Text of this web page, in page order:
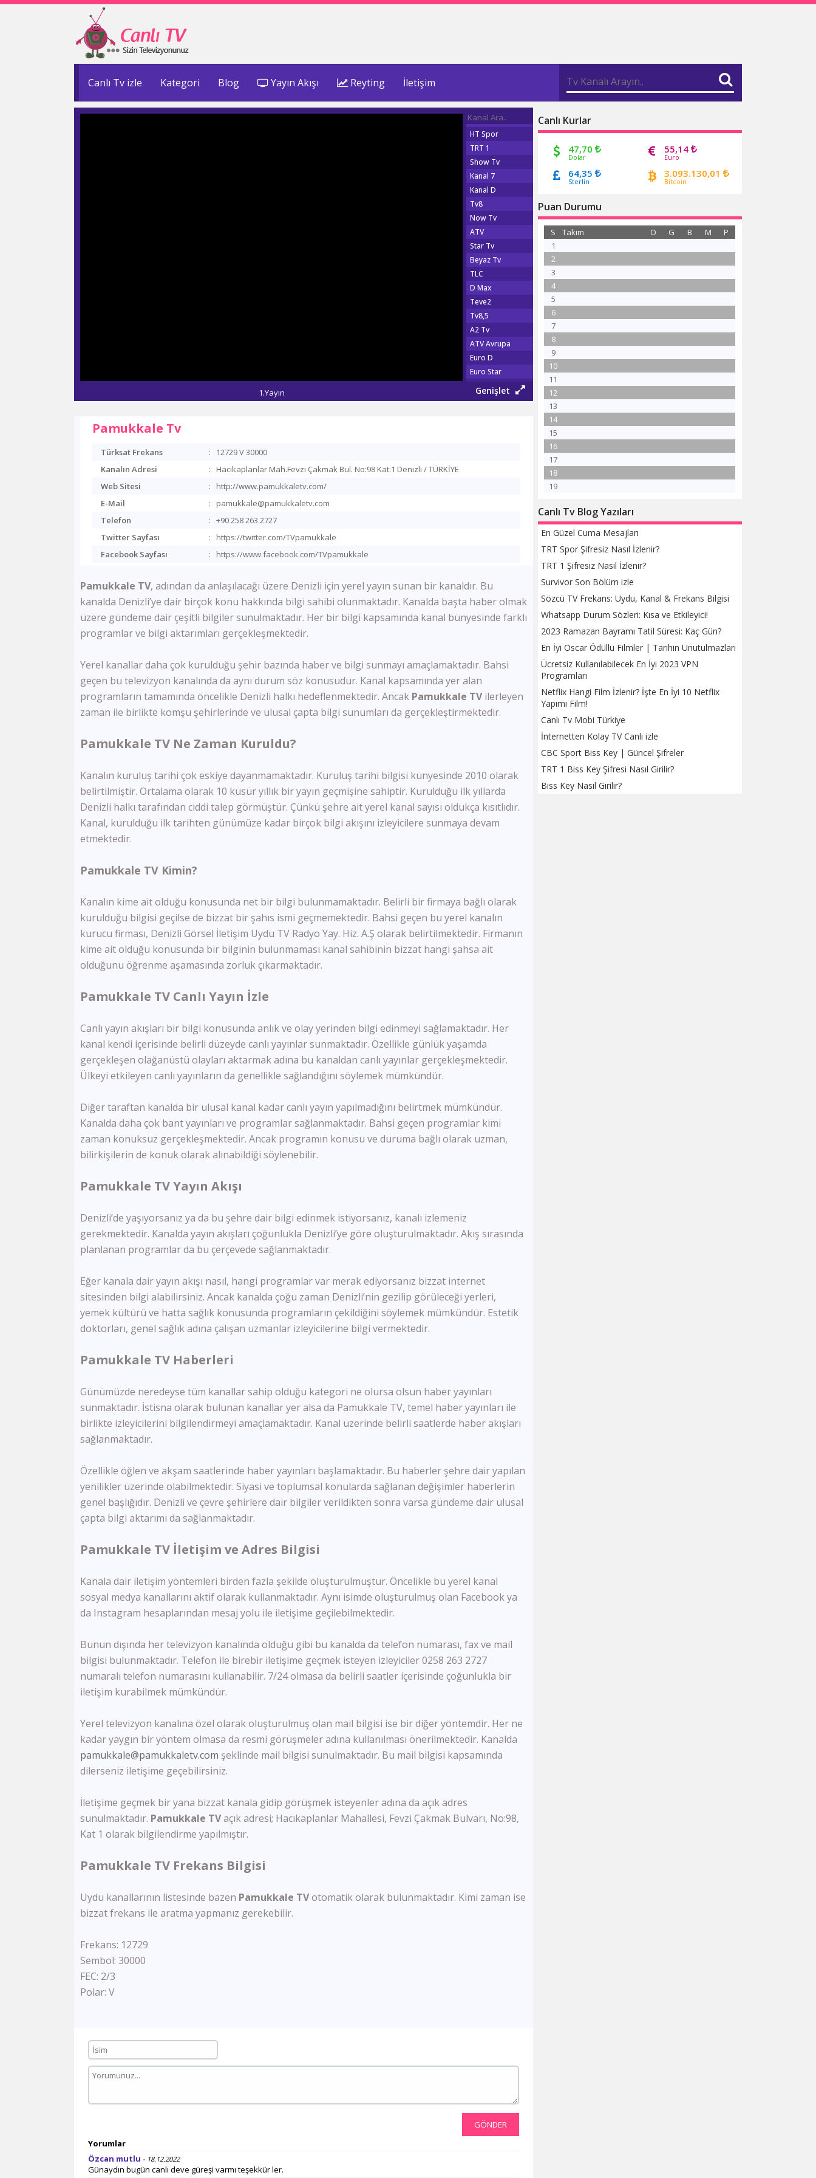
Canlı Tv izle Kategori Blog Yayın Akışı Reyting İletişim
1.Yayın
HT Spor
TRT 1
Show Tv
Kanal 7
Kanal D
Tv8
Now Tv
ATV
Star Tv
Beyaz Tv
TLC
D Max
Teve2
Tv8,5
A2 Tv
ATV Avrupa
Euro D
Euro Star
Show Türk
Fox Tv
Flash Haber
Ulusal Kanal
A Para
Tele1
Ülke Tv
KRT Tv
A Spor
Bein Sports Haber
GS Tv
FB Tv
TRT Çocuk
Cartoon Network
Minika GO
Minika Çocuk
Xezer Tv
ATV Azad
İctimai Tv
Rehber Tv
Kudüs Tv
Dost Tv
Çay Tv
Vatan Tv
Dream Türk
TRT Müzik
Köy Tv
TRT Arapça
Smart Spor HD
TRT Kürdi
Med Müzik Tv
Kanal B
BRTV Karabük
Ton Tv
Akit Tv
Kanal 26
Kanal 3
Ege Türk Tv
TRT Avaz
KNN Tv
Kıbrıs Genç Tv
Ege Tv
TV 41
Aksu Tv
Genişlet
Canlı Kurlar
47,70
Dolar
55,14
Euro
64,35
Sterlin
3.093.130,01
Bitcoin
Puan Durumu
S Takım P
M
B
G
O
1
2
3
4
5
6
7
8
9
10
11
12
13
14
15
16
17
18
19
Canlı Tv Blog Yazıları
En Güzel Cuma Mesajları
TRT Spor Şifresiz Nasıl İzlenir?
TRT 1 Şifresiz Nasıl İzlenir?
Survivor Son Bölüm izle
Sözcü TV Frekans: Uydu, Kanal & Frekans Bilgisi
Whatsapp Durum Sözleri: Kısa ve Etkileyici!
2023 Ramazan Bayramı Tatil Süresi: Kaç Gün?
En İyi Oscar Ödüllü Filmler | Tarihin Unutulmazları
Ücretsiz Kullanılabilecek En İyi 2023 VPN
Programları
Netflix Hangi Film İzlenir? İşte En İyi 10 Netflix
Yapımı Film!
Canlı Tv Mobi Türkiye
İnternetten Kolay TV Canlı izle
CBC Sport Biss Key | Güncel Şifreler
TRT 1 Biss Key Şifresi Nasıl Girilir?
Biss Key Nasıl Girilir?
Pamukkale Tv
Türksat Frekans :
12729 V 30000
Kanalın Adresi
:
Hacıkaplanlar Mah.Fevzi Çakmak Bul. No:98 Kat:1 Denizli / TÜRKİYE
Web Sitesi
:
http://www.pamukkaletv.com/
E-Mail
:
pamukkale@pamukkaletv.com
Telefon
: +90 258 263 2727
Twitter Sayfası
:
https://twitter.com/TVpamukkale
Facebook Sayfası
: https://www.facebook.com/TVpamukkale
Pamukkale TV, adından da anlaşılacağı üzere Denizli için yerel yayın sunan bir kanaldır. Bu
kanalda Denizli’ye dair birçok konu hakkında bilgi sahibi olunmaktadır. Kanalda başta haber olmak
üzere gündeme dair çeşitli bilgiler sunulmaktadır. Her bir bilgi kapsamında kanal bünyesinde farklı
programlar ve bilgi aktarımları gerçekleşmektedir.
Yerel kanallar daha çok kurulduğu şehir bazında haber ve bilgi sunmayı amaçlamaktadır. Bahsi
geçen bu televizyon kanalında da aynı durum söz konusudur. Kanal kapsamında yer alan
programların tamamında öncelikle Denizli halkı hedeflenmektedir. Ancak Pamukkale TVilerleyen
zaman ile birlikte komşu şehirlerinde ve ulusal çapta bilgi sunumları da gerçekleştirmektedir.
Pamukkale TV Ne Zaman Kuruldu?
Kanalın kuruluş tarihi çok eskiye dayanmamaktadır. Kuruluş tarihi bilgisi künyesinde 2010 olarak
belirtilmiştir. Ortalama olarak 10 küsür yıllık bir yayın geçmişine sahiptir. Kurulduğu ilk yıllarda
Denizli halkı tarafından ciddi talep görmüştür. Çünkü şehre ait yerel kanal sayısı oldukça kısıtlıdır.
Kanal, kurulduğu ilk tarihten günümüze kadar birçok bilgi akışını izleyicilere sunmaya devam
etmektedir.
Pamukkale TV Kimin?
Kanalın kime ait olduğu konusunda net bir bilgi bulunmamaktadır. Belirli bir firmaya bağlı olarak
kurulduğu bilgisi geçilse de bizzat bir şahıs ismi geçmemektedir. Bahsi geçen bu yerel kanalın
kurucu firması, Denizli Görsel İletişim Uydu TV Radyo Yay. Hiz. A.Ş olarak belirtilmektedir. Firmanın
kime ait olduğu konusunda bir bilginin bulunmaması kanal sahibinin bizzat hangi şahsa ait
olduğunu öğrenme aşamasında zorluk çıkarmaktadır.
Pamukkale TV Canlı Yayın İzle
Canlı yayın akışları bir bilgi konusunda anlık ve olay yerinden bilgi edinmeyi sağlamaktadır. Her
kanal kendi içerisinde belirli düzeyde canlı yayınlar sunmaktadır. Özellikle günlük yaşamda
gerçekleşen olağanüstü olayları aktarmak adına bu kanaldan canlı yayınlar gerçekleşmektedir.
Ülkeyi etkileyen canlı yayınların da genellikle sağlandığını söylemek mümkündür.
Diğer taraftan kanalda bir ulusal kanal kadar canlı yayın yapılmadığını belirtmek mümkündür.
Kanalda daha çok bant yayınları ve programlar sağlanmaktadır. Bahsi geçen programlar kimi
zaman konuksuz gerçekleşmektedir. Ancak programın konusu ve duruma bağlı olarak uzman,
bilirkişilerin de konuk olarak alınabildiği söylenebilir.
Pamukkale TV Yayın Akışı
Denizli’de yaşıyorsanız ya da bu şehre dair bilgi edinmek istiyorsanız, kanalı izlemeniz
gerekmektedir. Kanalda yayın akışları çoğunlukla Denizli’ye göre oluşturulmaktadır. Akış sırasında
planlanan programlar da bu çerçevede sağlanmaktadır.
Eğer kanala dair yayın akışı nasıl, hangi programlar var merak ediyorsanız bizzat internet
sitesinden bilgi alabilirsiniz. Ancak kanalda çoğu zaman Denizli’nin gezilip görüleceği yerleri,
yemek kültürü ve hatta sağlık konusunda programların çekildiğini söylemek mümkündür. Estetik
doktorları, genel sağlık adına çalışan uzmanlar izleyicilerine bilgi vermektedir.
Pamukkale TV Haberleri
Günümüzde neredeyse tüm kanallar sahip olduğu kategori ne olursa olsun haber yayınları
sunmaktadır. İstisna olarak bulunan kanallar yer alsa da Pamukkale TV, temel haber yayınları ile
birlikte izleyicilerini bilgilendirmeyi amaçlamaktadır. Kanal üzerinde belirli saatlerde haber akışları
sağlanmaktadır.
Özellikle öğlen ve akşam saatlerinde haber yayınları başlamaktadır. Bu haberler şehre dair yapılan
yenilikler üzerinde olabilmektedir. Siyasi ve toplumsal konularda sağlanan değişimler haberlerin
genel başlığıdır. Denizli ve çevre şehirlere dair bilgiler verildikten sonra varsa gündeme dair ulusal
çapta bilgi aktarımı da sağlanmaktadır.
Pamukkale TV İletişim ve Adres Bilgisi
Kanala dair iletişim yöntemleri birden fazla şekilde oluşturulmuştur. Öncelikle bu yerel kanal
sosyal medya kanallarını aktif olarak kullanmaktadır. Aynı isimde oluşturulmuş olan Facebook ya
da Instagram hesaplarından mesaj yolu ile iletişime geçilebilmektedir.
Bunun dışında her televizyon kanalında olduğu gibi bu kanalda da telefon numarası, fax ve mail
bilgisi bulunmaktadır. Telefon ile birebir iletişime geçmek isteyen izleyiciler 0258 263 2727
numaralı telefon numarasını kullanabilir. 7/24 olmasa da belirli saatler içerisinde çoğunlukla bir
iletişim kurabilmek mümkündür.
Yerel televizyon kanalına özel olarak oluşturulmuş olan mail bilgisi ise bir diğer yöntemdir. Her ne
kadar yaygın bir yöntem olmasa da resmi görüşmeler adına kullanılması önerilmektedir. Kanalda
pamukkale@pamukkaletv.com şeklinde mail bilgisi sunulmaktadır. Bu mail bilgisi kapsamında
dilerseniz iletişime geçebilirsiniz.
İletişime geçmek bir yana bizzat kanala gidip görüşmek isteyenler adına da açık adres
sunulmaktadır. Pamukkale TVaçık adresi; Hacıkaplanlar Mahallesi, Fevzi Çakmak Bulvarı, No:98,
Kat 1 olarak bilgilendirme yapılmıştır.
Pamukkale TV Frekans Bilgisi
Uydu kanallarının listesinde bazen Pamukkale TVotomatik olarak bulunmaktadır. Kimi zaman ise
bizzat frekans ile aratma yapmanız gerekebilir.
Frekans: 12729
Sembol: 30000
FEC: 2/3
Polar: V
GÖNDER
Yorumlar
Özcan mutlu - 18.12.2022
Günaydın bugün canlı deve güreşi varmı teşekkür ler.